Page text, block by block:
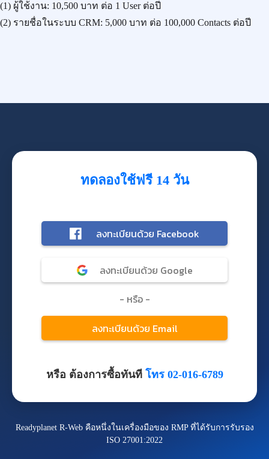
(1) ผู้ใช้งาน: 10,500 บาท ต่อ 1 User ต่อปี
(2) รายชื่อในระบบ CRM: 5,000 บาท ต่อ 100,000 Contacts ต่อปี
ทดลองใช้ฟรี 14 วัน
หรือ ต้องการซื้อทันที โทร 02-016-6789
Readyplanet R-Web คือหนึ่งในเครื่องมือของ RMP ที่ได้รับการรับรอง
ISO 27001:2022